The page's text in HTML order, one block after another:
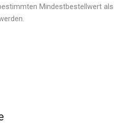
Mindestbestellwert als